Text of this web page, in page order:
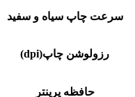
سرعت چاپ سیاه و سفید
رزولوشن چاپ(dpi)
حافظه پرینتر